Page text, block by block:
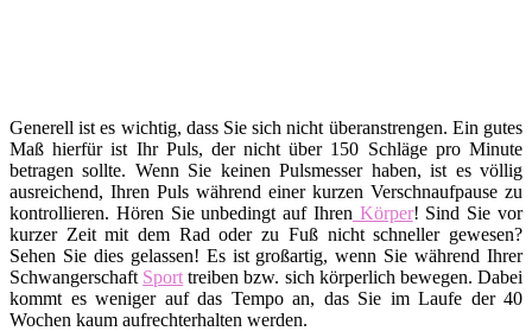
Generell ist es wichtig, dass Sie sich nicht überanstrengen. Ein gutes
Maß hierfür ist Ihr Puls, der nicht über 150 Schläge pro Minute
betragen sollte. Wenn Sie keinen Pulsmesser haben, ist es völlig
ausreichend, Ihren Puls während einer kurzen Verschnaufpause zu
kontrollieren. Hören Sie unbedingt auf Ihren Körper! Sind Sie vor
kurzer Zeit mit dem Rad oder zu Fuß nicht schneller gewesen?
Sehen Sie dies gelassen! Es ist großartig, wenn Sie während Ihrer
Schwangerschaft Sport treiben bzw. sich körperlich bewegen. Dabei
kommt es weniger auf das Tempo an, das Sie im Laufe der 40
Wochen kaum aufrechterhalten werden.